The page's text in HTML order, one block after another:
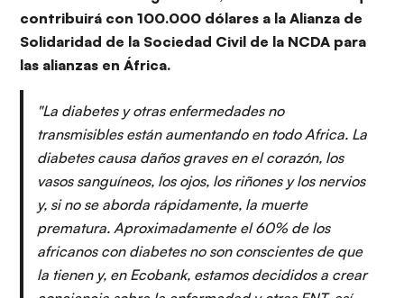
contribuirá con 100.000 dólares a la Alianza de
Solidaridad de la Sociedad Civil de la NCDA para
las alianzas en África.
"La diabetes y otras enfermedades no
transmisibles están aumentando en todo Africa. La
diabetes causa daños graves en el corazón, los
vasos sanguíneos, los ojos, los riñones y los nervios
y, si no se aborda rápidamente, la muerte
prematura. Aproximadamente el 60% de los
africanos con diabetes no son conscientes de que
la tienen y, en Ecobank, estamos decididos a crear